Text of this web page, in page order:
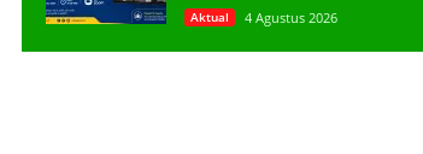
Aktual 4 Agustus 2026